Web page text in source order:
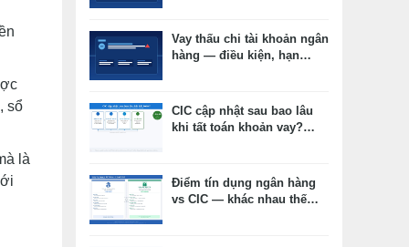
sổ
là
Vay thấu chi tài khoản ngân
hàng — điều kiện, hạn
CIC cập nhật sau bao lâu
khi tất toán khoản vay?
Điểm tín dụng ngân hàng
vs CIC — khác nhau thế